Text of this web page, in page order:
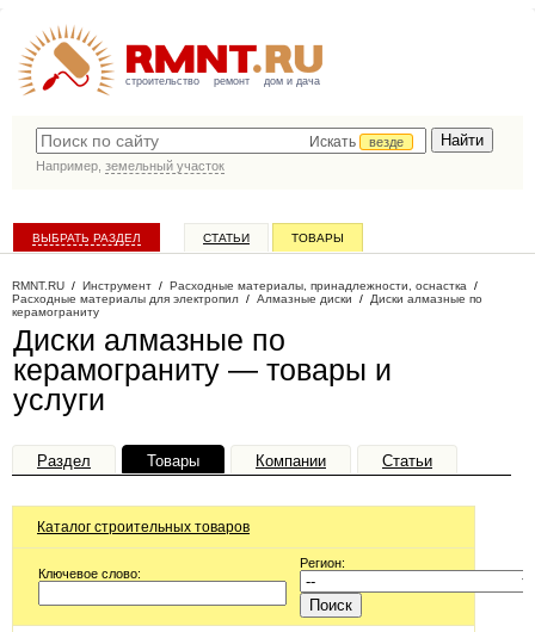
строительство ремонт дом и дача
Искать
везде
Например, земельный участок
ВЫБРАТЬ РАЗДЕЛ СТАТЬИ ТОВАРЫ
RMNT.RU / Инструмент / Расходные материалы, принадлежности, оснастка /
Расходные материалы для электропил / Алмазные диски / Диски алмазные по
керамограниту
Диски алмазные по
керамограниту — товары и
услуги
Раздел Товары Компании Статьи
Каталог строительных товаров
Ключевое слово:
Регион: